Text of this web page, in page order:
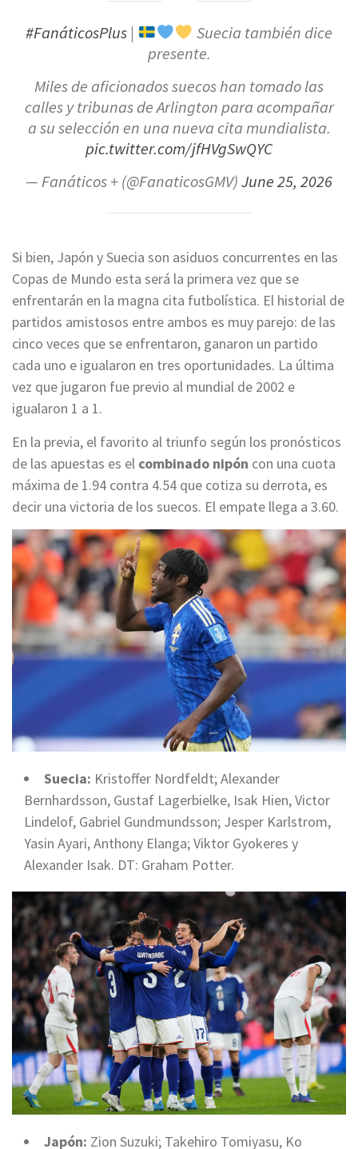
#FanáticosPlus |
Suecia también dice
presente.
Miles de aficionados suecos han tomado las
calles y tribunas de Arlington para acompañar
a su selección en una nueva cita mundialista.
pic.twitter.com/jfHVgSwQYC
— Fanáticos + (@FanaticosGMV)June 25, 2026
Si bien, Japón y Suecia son asiduos concurrentes en las
Copas de Mundo esta será la primera vez que se
enfrentarán en la magna cita futbolística. El historial de
partidos amistosos entre ambos es muy parejo: de las
cinco veces que se enfrentaron, ganaron un partido
cada uno e igualaron en tres oportunidades. La última
vez que jugaron fue previo al mundial de 2002 e
igualaron 1 a 1.
En la previa, el favorito al triunfo según los pronósticos
de las apuestas es el combinado nipón con una cuota
máxima de 1.94 contra 4.54 que cotiza su derrota, es
decir una victoria de los suecos. El empate llega a 3.60.
Suecia: Kristoffer Nordfeldt; Alexander
Bernhardsson, Gustaf Lagerbielke, Isak Hien, Victor
Lindelof, Gabriel Gundmundsson; Jesper Karlstrom,
Yasin Ayari, Anthony Elanga; Viktor Gyokeres y
Alexander Isak. DT: Graham Potter.
Japón: Zion Suzuki; Takehiro Tomiyasu, Ko